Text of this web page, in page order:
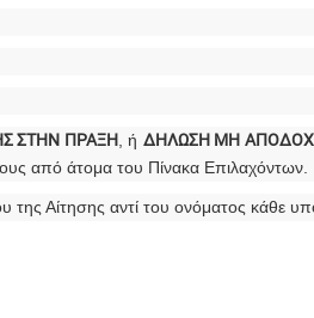
ΣΤΗΝ ΠΡΑΞΗ, ή ΔΗΛΩΣΗ ΜΗ
από άτομα του Πίνακα Επιλαχόντων.
Αίτησης αντί του ονόματος κάθε